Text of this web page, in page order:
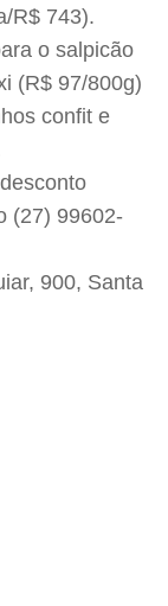
R$ 743).
o salpicão
(R$ 97/800g)
confit e
(27) 99602-
900, Santa